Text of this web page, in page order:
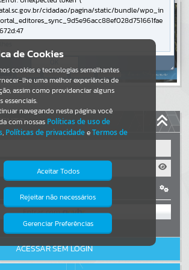
""
Por favor, aguarde...
Por favor, aguarde...
Por favor, aguarde...
Por favor, aguarde...
OU
Cadastre-se|Recuperar Senha
ACESSAR SEM LOGIN
de Cookies
cookies e tecnologias semelhantes
lhe uma melhor experiência de
assim como providenciar alguns
essenciais.
navegando nesta página você
com nossas Políticas de uso de
, Políticas de privacidadeeTermos de
Aceitar Todos
Rejeitar não necessários
Gerenciar Preferências
que diversos recursos
poderão não estar
cidadao/pagina/static/bundle/wpo_in